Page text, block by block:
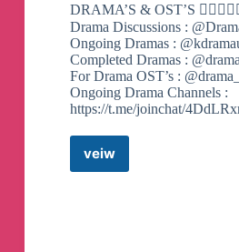
DRAMA’S & OST’S
Drama Discussions :
Ongoing Dramas :
Completed Dramas :
For Drama OST’s :
Ongoing Drama Channels :
https://t.me/joinchat/
veiw
Asian